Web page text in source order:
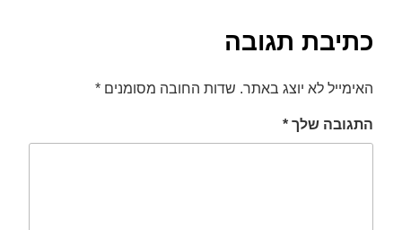
כתיבת תגובה
האימייל לא יוצג באתר. שדות החובה מסומנים *
התגובה שלך *